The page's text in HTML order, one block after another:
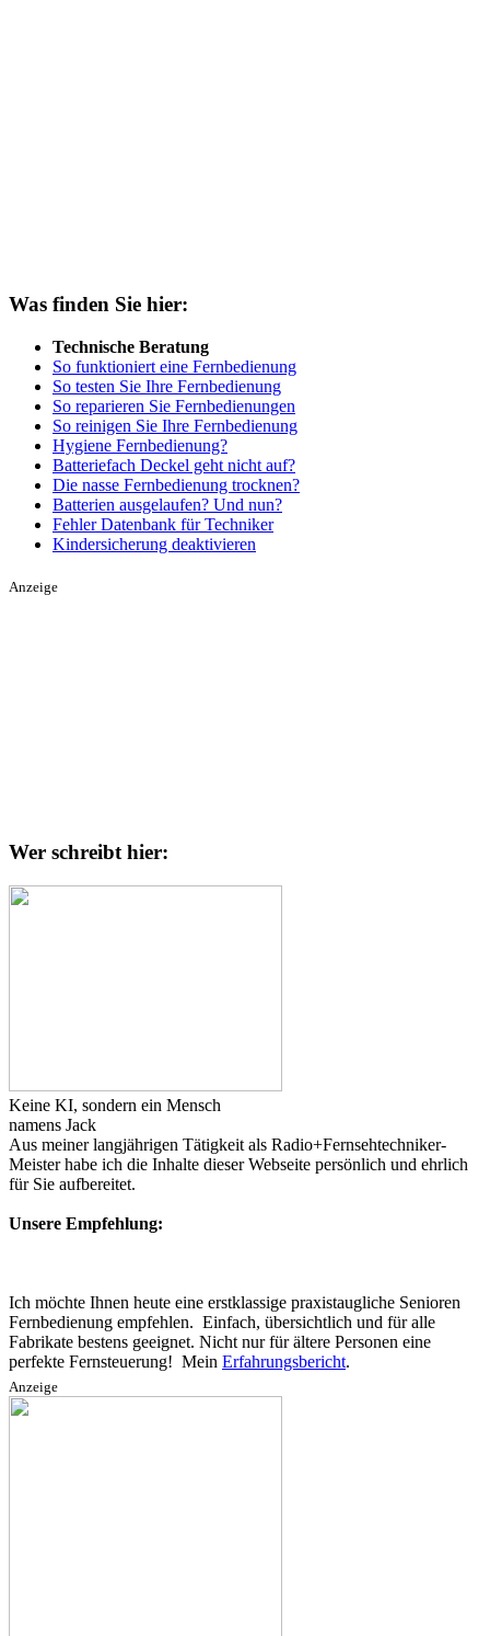
Was finden Sie hier:
Technische Beratung
So funktioniert eine Fernbedienung
So testen Sie Ihre Fernbedienung
So reparieren Sie Fernbedienungen
So reinigen Sie Ihre Fernbedienung
Hygiene Fernbedienung?
Batteriefach Deckel geht nicht auf?
Die nasse Fernbedienung trocknen?
Batterien ausgelaufen? Und nun?
Fehler Datenbank für Techniker
Kindersicherung deaktivieren
Anzeige
Wer schreibt hier:
Keine KI, sondern ein Mensch
namens Jack
Aus meiner langjährigen Tätigkeit als Radio+Fernsehtechniker-
Meister habe ich die Inhalte dieser Webseite persönlich und ehrlich
für Sie aufbereitet.
Unsere Empfehlung:
Ich möchte Ihnen heute eine erstklassige praxistaugliche Senioren
Fernbedienung empfehlen. Einfach, übersichtlich und für alle
Fabrikate bestens geeignet. Nicht nur für ältere Personen eine
perfekte Fernsteuerung! Mein Erfahrungsbericht.
Anzeige